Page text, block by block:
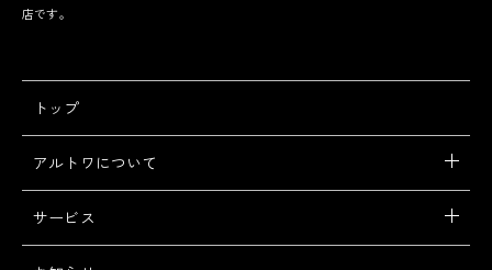
店です。
トップ
アルトワについて
サービス